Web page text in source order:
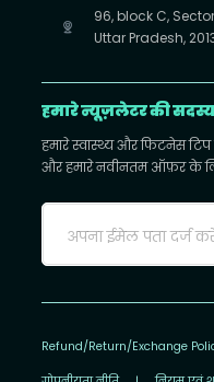
96, block C,
Uttar Pradesh,
हमारे न्यूज़लेटर की
हमारे स्वास्थ्य और फिटनेस
और हमारे नवीनतम ऑफ़र के
Refund/Return/Exchange